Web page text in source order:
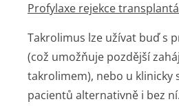
Profylaxe rejekce
Takrolimus lze užívat buď s
(což umožňuje pozdější
takrolimem), nebo u klinicky
pacientů alternativně i bez ní.